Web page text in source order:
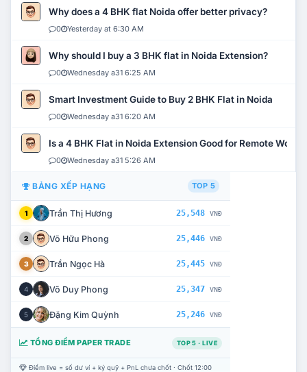
Why does a 4 BHK flat Noida offer better privacy?
0 Yesterday at 6:30 AM
Why should I buy a 3 BHK flat in Noida Extension?
0 Wednesday a31 6:25 AM
Smart Investment Guide to Buy 2 BHK Flat in Noida
0 Wednesday a31 6:20 AM
Is a 4 BHK Flat in Noida Extension Good for Remote Work?
0 Wednesday a31 5:26 AM
BẢNG XẾP HẠNG TOP 5
1 Trần Thị Hương 25,548 VNĐ
2 Võ Hữu Phong 25,446 VNĐ
3 Trần Ngọc Hà 25,445 VNĐ
4 Võ Duy Phong 25,347 VNĐ
5 Đặng Kim Quỳnh 25,246 VNĐ
TỔNG ĐIỂM PAPER TRADE TOP 5 · LIVE
Điểm live = số dư ví + ký quỹ + PnL chưa chốt · Chốt 12:00